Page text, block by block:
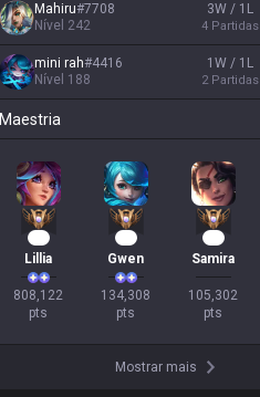
Mahiru#7708
Nível 242
3W / 1L
4 Partidas
mini rah#4416
Nível 188
1W / 1L
2 Partidas
Maestria
Lillia
808,122
pts
Gwen
134,308
pts
Samira
105,302
pts
Mostrar mais